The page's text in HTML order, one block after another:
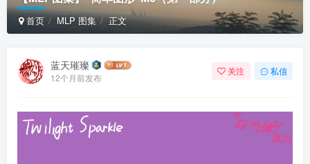
首页 MLP 图集 正文
蓝天璀璨
12个月前发布
关注 私信